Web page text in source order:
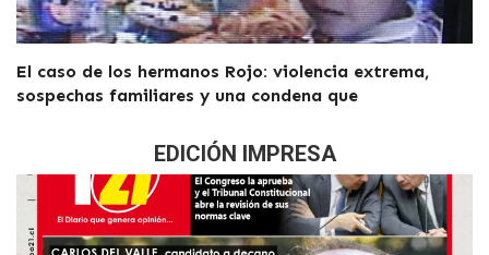
El caso de los hermanos Rojo: violencia extrema,
sospechas familiares y una condena que
EDICIÓN IMPRESA